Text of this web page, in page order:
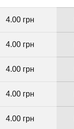
4.00 грн
4.00 грн
4.00 грн
4.00 грн
4.00 грн